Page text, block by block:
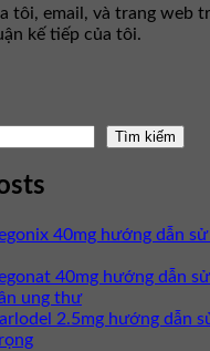
tôi, email, và trang web
kế tiếp của tôi.
Tìm kiếm
40mg hướng dẫn
40mg hướng dẫn
ung thư
2.5mg hướng dẫn